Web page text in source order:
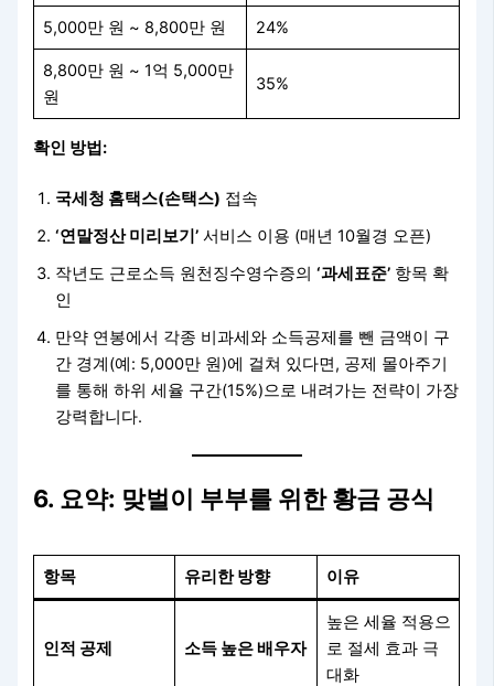
5,000만 원 ~ 8,800만 원 24%
8,800만 원 ~ 1억 5,000만
원
35%
확인 방법:
국세청 홈택스(손택스) 접속
‘연말정산 미리보기’ 서비스 이용 (매년 10월경 오픈)
작년도 근로소득 원천징수영수증의‘과세표준’ 항목 확
인
만약 연봉에서 각종 비과세와 소득공제를 뺀 금액이 구
간 경계(예: 5,000만 원)에 걸쳐 있다면, 공제 몰아주기
를 통해 하위 세율 구간(15%)으로 내려가는 전략이 가장
강력합니다.
6. 요약: 맞벌이 부부를 위한 황금 공식
항목 유리한 방향 이유
인적 공제 소득 높은 배우자
높은 세율 적용으
로 절세 효과 극
대화